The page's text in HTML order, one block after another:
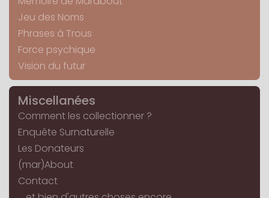
Jeu des Noms
Phrases à Trous
Force psychique
Vision du futur
Miscellanées
Comment les collectionner ?
Enquête Surnaturelle
Les Donateurs
(mar)About
Contact